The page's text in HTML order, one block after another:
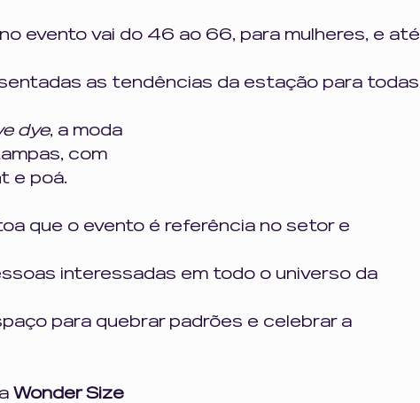
evento vai do 46 ao 66, para mulheres, e até
as tendências da estação para todas
dye, a moda
com
e poá.
que o evento é referência no setor e
interessadas em todo o universo da
para quebrar padrões e celebrar a
Wonder Size